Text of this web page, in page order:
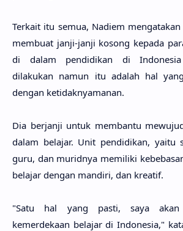
Terkait itu semua, Nadiem
membuat janji-janji kosong kepada
di dalam pendidikan di
dilakukan namun itu adalah hal
dengan ketidaknyamanan.
Dia berjanji untuk membantu
dalam belajar. Unit pendidikan, yaitu
guru, dan muridnya memiliki
belajar dengan mandiri, dan kreatif.
"Satu hal yang pasti, saya
kemerdekaan belajar di Indonesia,"